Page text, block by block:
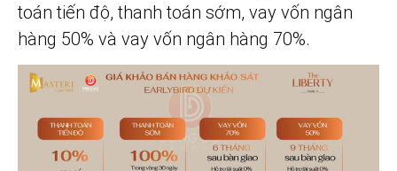
toán tiến độ, thanh toán sớm, vay vốn ngân
hàng 50% và vay vốn ngân hàng 70%.